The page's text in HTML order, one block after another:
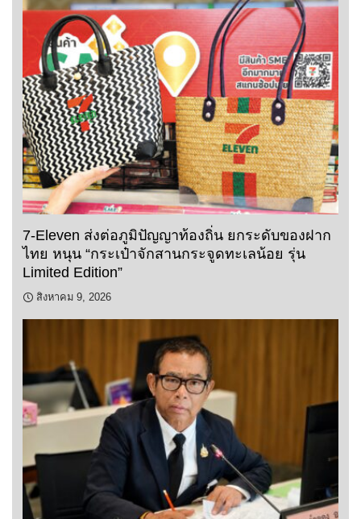
7-Eleven ส่งต่อภูมิปัญญาท้องถิ่น ยกระดับของฝาก
ไทย หนุน “กระเป๋าจักสานกระจูดทะเลน้อย รุ่น
Limited Edition”
สิงหาคม 9, 2026